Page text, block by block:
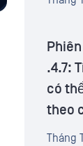
.4.7:
có
theo
Tháng